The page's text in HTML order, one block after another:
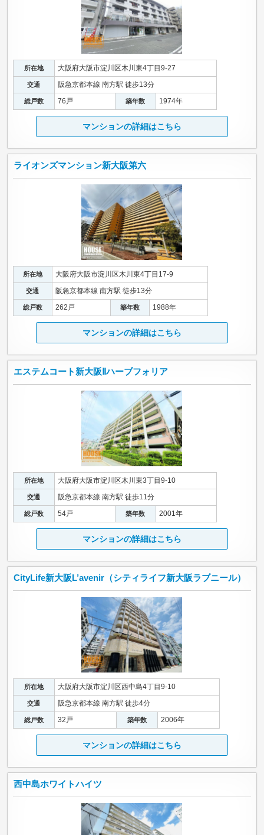
所在地 大阪府大阪市淀川区木川東4丁目9-27
交通 阪急京都本線 南方駅 徒歩13分
総戸数 76戸 築年数 1974年
マンションの詳細はこちら
ライオンズマンション新大阪第六
所在地 大阪府大阪市淀川区木川東4丁目17-9
交通 阪急京都本線 南方駅 徒歩13分
総戸数 262戸 築年数 1988年
マンションの詳細はこちら
エステムコート新大阪Ⅱハーブフォリア
所在地 大阪府大阪市淀川区木川東3丁目9-10
交通 阪急京都本線 南方駅 徒歩11分
総戸数 54戸 築年数 2001年
マンションの詳細はこちら
CityLife新大阪L’avenir（シティライフ新大阪ラブニール）
所在地 大阪府大阪市淀川区西中島4丁目9-10
交通 阪急京都本線 南方駅 徒歩4分
総戸数 32戸 築年数 2006年
マンションの詳細はこちら
西中島ホワイトハイツ